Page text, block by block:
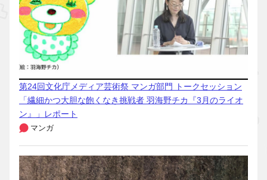
第24回文化庁メディア芸術祭 マンガ部門 トークセッション
「繊細かつ大胆な飽くなき挑戦者 羽海野チカ『3月のライオ
ン』」レポート
マンガ